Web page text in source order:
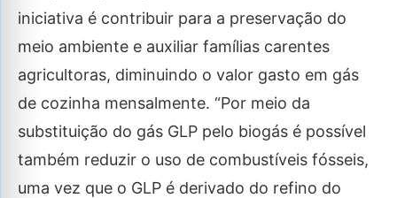
iniciativa é contribuir para a preservação do
meio ambiente e auxiliar famílias carentes
agricultoras, diminuindo o valor gasto em gás
de cozinha mensalmente. “Por meio da
substituição do gás GLP pelo biogás é possível
também reduzir o uso de combustíveis fósseis,
uma vez que o GLP é derivado do refino do